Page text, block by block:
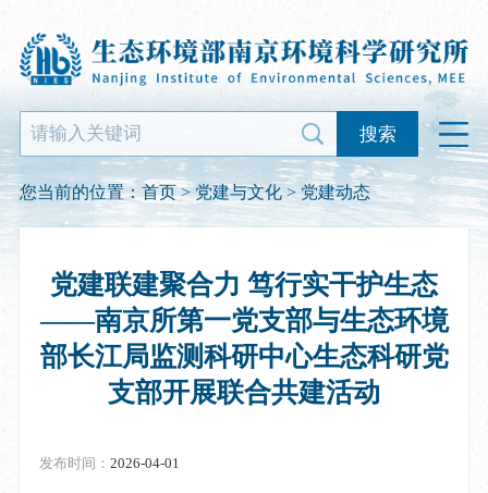
搜索
您当前的位置： 首页>党建与文化> 党建动态
党建联建聚合力 笃行实干护生态
——南京所第一党支部与生态环境
部长江局监测科研中心生态科研党
支部开展联合共建活动
发布时间： 2026-04-01